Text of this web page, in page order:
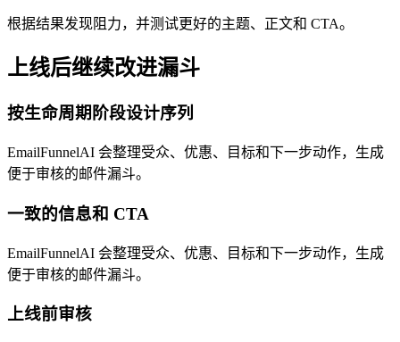
根据结果发现阻力，并测试更好的主题、正文和 CTA。
上线后继续改进漏斗
按生命周期阶段设计序列
EmailFunnelAI 会整理受众、优惠、目标和下一步动作，生成
便于审核的邮件漏斗。
一致的信息和 CTA
EmailFunnelAI 会整理受众、优惠、目标和下一步动作，生成
便于审核的邮件漏斗。
上线前审核